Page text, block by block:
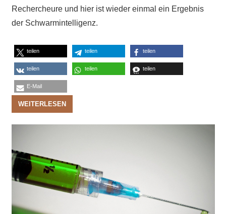
Rechercheure und hier ist wieder einmal ein Ergebnis
der Schwarmintelligenz.
teilen teilen teilen
teilen teilen teilen
E-Mail
WEITERLESEN